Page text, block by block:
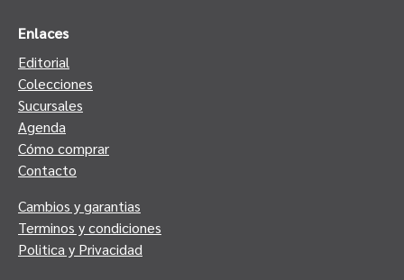
Enlaces
Editorial
Colecciones
Sucursales
Agenda
Cómo comprar
Contacto
Cambios y garantias
Terminos y condiciones
Politica y Privacidad